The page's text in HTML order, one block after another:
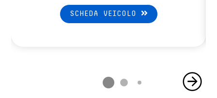
SCHEDA VEICOLO